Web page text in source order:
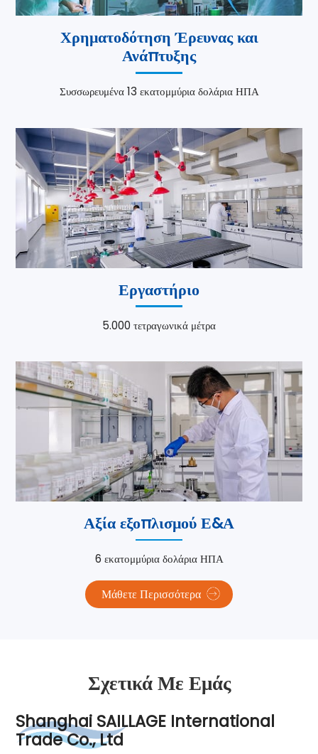
Χρηματοδότηση Έρευνας και
Ανάπτυξης
Συσσωρευμένα 13 εκατομμύρια δολάρια ΗΠΑ
Εργαστήριο
5.000 τετραγωνικά μέτρα
Αξία εξοπλισμού Ε&Α
6 εκατομμύρια δολάρια ΗΠΑ
Μάθετε Περισσότερα
Σχετικά Με Εμάς
Shanghai SAILLAGE International
Trade Co., Ltd